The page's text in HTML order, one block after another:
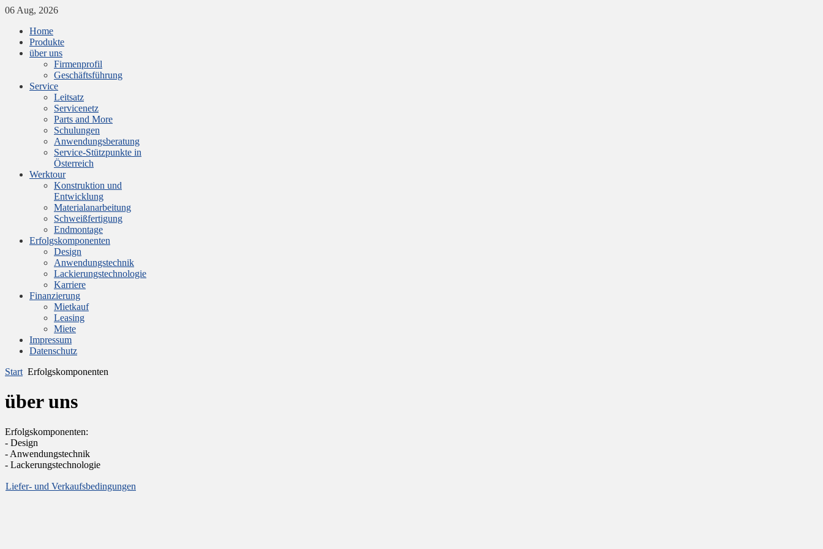
06 Aug, 2026
Home
Produkte
über uns
Firmenprofil
Geschäftsführung
Service
Leitsatz
Servicenetz
Parts and More
Schulungen
Anwendungsberatung
Service-Stützpunkte in
Österreich
Werktour
Konstruktion und
Entwicklung
Materialanarbeitung
Schweißfertigung
Endmontage
Erfolgskomponenten
Design
Anwendungstechnik
Lackierungstechnologie
Karriere
Finanzierung
Mietkauf
Leasing
Miete
Impressum
Datenschutz
Start Erfolgskomponenten
über uns
Erfolgskomponenten:
- Design
- Anwendungstechnik
- Lackerungstechnologie
Liefer- und Verkaufsbedingungen